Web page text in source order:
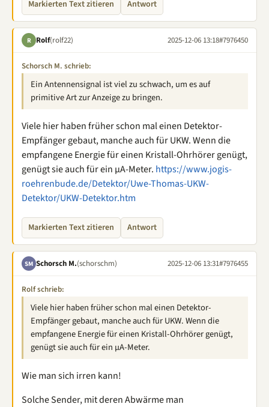
Markierten Text zitieren Antwort
R Rolf(rolf22) 2025-12-06 13:18#7976450
Schorsch M. schrieb:
Ein Antennensignal ist viel zu schwach, um es auf
primitive Art zur Anzeige zu bringen.
Viele hier haben früher schon mal einen Detektor-
Empfänger gebaut, manche auch für UKW. Wenn die
empfangene Energie für einen Kristall-Ohrhörer genügt,
genügt sie auch für ein µA-Meter. https://www.jogis-
roehrenbude.de/Detektor/Uwe-Thomas-UKW-
Detektor/UKW-Detektor.htm
Markierten Text zitieren Antwort
SM Schorsch M.(schorschm) 2025-12-06 13:31#7976455
Rolf schrieb:
Viele hier haben früher schon mal einen Detektor-
Empfänger gebaut, manche auch für UKW. Wenn die
empfangene Energie für einen Kristall-Ohrhörer genügt,
genügt sie auch für ein µA-Meter.
Wie man sich irren kann!
Solche Sender, mit deren Abwärme man